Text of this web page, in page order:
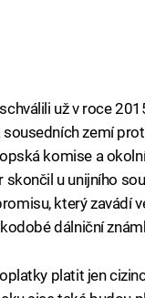
už v roce
sousedních zemí
komise a
u unijního
který zavádí
dálniční
platit jen